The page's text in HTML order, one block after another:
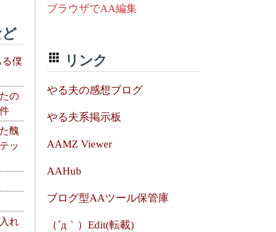
僕
の
醜
ッ
れ
ブラウザでAA編集
リンク
やる夫の感想ブログ
やる夫系掲示板
AAMZ Viewer
AAHub
ブログ型AAツール保管庫
（´д｀）Edit(転載)